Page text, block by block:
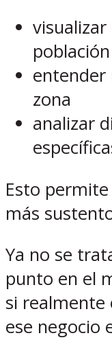
población
entender
zona
analizar
Esto
más
Ya no se
punto en el
si realmente
ese negocio